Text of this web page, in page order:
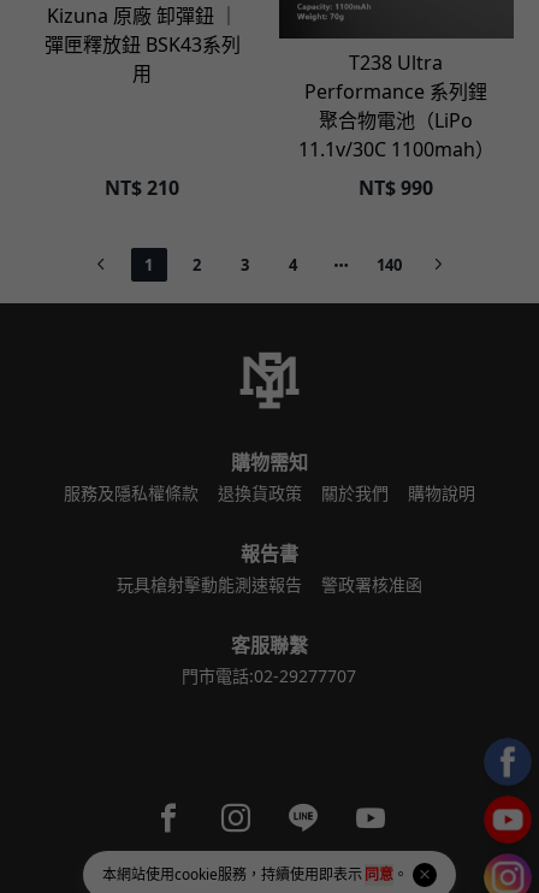
本網站使用cookie服務，持續使用即表示同意 。
Kizuna 原廠 卸彈鈕 ｜
彈匣釋放鈕 BSK43系列
用
NT$210
T238 Ultra
Performance 系列鋰
聚合物電池（LiPo
11.1v/30C 1100mah）
NT$990
1 2 3 4 140
購物需知
服務及隱私權條款 退換貨政策 關於我們 購物說明
報告書
玩具槍射擊動能測速報告 警政署核准函
客服聯繫
門市電話:02-29277707
Facebook page
Instagram page
Line pageYoutube page
order@ymsairsoft.com.tw 統一編號 88016549